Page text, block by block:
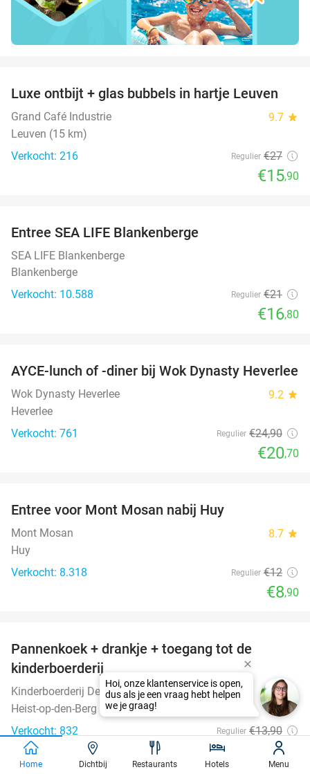
41%
Luxe ontbijt + glas bubbels in hartje Leuven
Grand Café Industrie 9.7 star
Leuven (15 km)
Verkocht: 216
Regulier €27
€15,90
Entree SEA LIFE Blankenberge
SEA LIFE Blankenberge
Blankenberge
Verkocht: 10.588
Regulier €21
€16,80
17%
AYCE-lunch of -diner bij Wok Dynasty Heverlee
Wok Dynasty Heverlee 9.2 star
Heverlee
Verkocht: 761
Regulier €24,90
€20,70
Entree voor Mont Mosan nabij Huy
Mont Mosan 8.7 star
Huy
Verkocht: 8.318
Regulier €12
€8,90
Pannenkoek + drankje + toegang tot de
kinderboerderij
Kinderboerderij De Bollekeshoef 9.4star
Heist-op-den-Berg
Verkocht: 832
Regulier €13,90
€8
Home Dichtbij Restaurants Hotels Menu